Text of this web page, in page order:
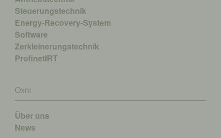
Steuerungstechnik
Energy-Recovery-System
Software
Zerkleinerungstechnik
ProfinetIRT
Oxni
Über uns
News